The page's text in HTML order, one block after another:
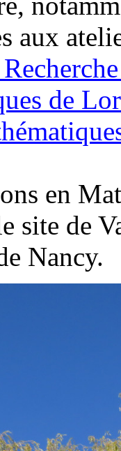
aux
de
en
site de
Nancy.